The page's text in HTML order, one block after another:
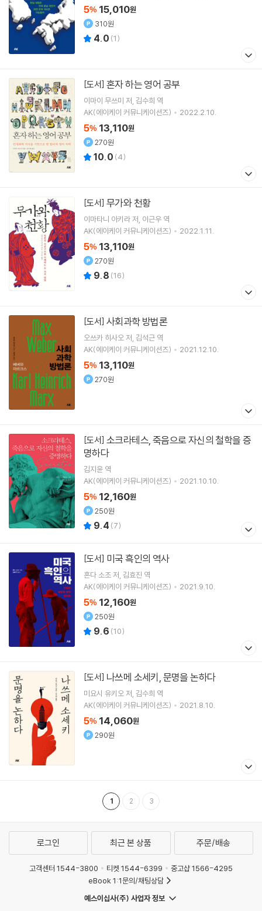
5% 15,010원
310원
4.0 (1)
[도서] 혼자 하는 영어 공부
이마이 무쓰미 저 김수희 역
AK(에이케이 커뮤니케이션즈)
2022.2.10.
5% 13,110원
270원
10.0 (4)
[도서] 무가와 천황
이마타니 아키라저 이근우 역
AK(에이케이 커뮤니케이션즈)
2022.1.11.
5% 13,110원
270원
9.8 (16)
[도서] 사회과학 방법론
오쓰카 히사오 저 김석근 역
AK(에이케이 커뮤니케이션즈)
2021.12.10.
5% 13,110원
270원
[도서]
명하다
김지윤 역
AK(에이케이 커뮤니케이션즈)
2021.10.10.
5% 12,160원
250원
9.4 (7)
[도서] 미국 흑인의 역사
혼다 소조 저 김효진 역
AK(에이케이 커뮤니케이션즈)
2021.9.10.
5% 12,160원
250원
9.6 (10)
[도서] 나쓰메 소세키, 문명을 논하다
미요시 유키오 저 김수희 역
AK(에이케이 커뮤니케이션즈)
2021.8.10.
5% 14,060원
290원
1 2 3
로그인 최근 본 상품 주문/배송
고객센터 1544-3800 티켓 1544-6399
중고샵 1566-4295
eBook 1:1문의/채팅상담
예스이십사(주) 사업자 정보